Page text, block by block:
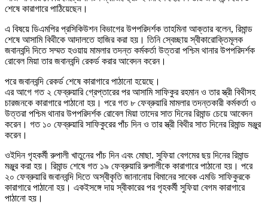
শেষে কারাগারে পাঠিয়েছেন।
এ বিষয়ে ডিএমপির প্রসিকিউশন বিভাগের উপপরিদর্শক তাহমিনা আক্তার বলেন, রিমান্ড
শেষে আসামি বিথীকে আদালতে হাজির করা হয়। তিনি স্বেচ্ছায় স্বীকারোক্তিমূলক
জবানবন্দি দিতে সম্মত হওয়ায় মামলার তদন্ত কর্মকর্তা উত্তরা পশ্চিম থানার উপপরিদর্শক
রোবেল মিয়া তার জবানবন্দি রেকর্ড করার আবেদন করেন।
পরে জবানবন্দি রেকর্ড শেষে কারাগারে পাঠানো হয়েছে।
এর আগে গত ২ ফেব্রুয়ারি গ্রেপ্তারের পর আসামি সাফিকুর রহমান ও তার স্ত্রী বিথীসহ
চারজনকে কারাগারে পাঠানো হয়। পরে গত ৮ ফেব্রুয়ারি মামলার তদন্তকারী কর্মকর্তা ও
উত্তরা পশ্চিম থানার উপপরিদর্শক রোবেল মিয়া তাদের সাত দিনের রিমান্ড চেয়ে আবেদন
করেন। গত ১০ ফেব্রুয়ারি সাফিকুরের পাঁচ দিন ও তার স্ত্রী বিথীর সাত দিনের রিমান্ড মঞ্জুর
করেন।
ওইদিন গৃহকর্মী রুপালী খাতুনের পাঁচ দিন এবং মোছা. সুফিয়া বেগমের ছয় দিনের রিমান্ড
মঞ্জুর করা হয়। রিমান্ড শেষে গত ১৯ ফেব্রুয়ারি রুপালীকে কারাগারে পাঠানো হয়। পরে
২০ ফেব্রুয়ারি জবানবন্দি দিতে অস্বীকৃতি জানানোয় বিমানের সাবেক এমডি সাফিকুরকে
কারাগারে পাঠানো হয়। একইসঙ্গে দায় স্বীকারের পর গৃহকর্মী সুফিয়া বেগম কারাগারে
পাঠানো হয়।